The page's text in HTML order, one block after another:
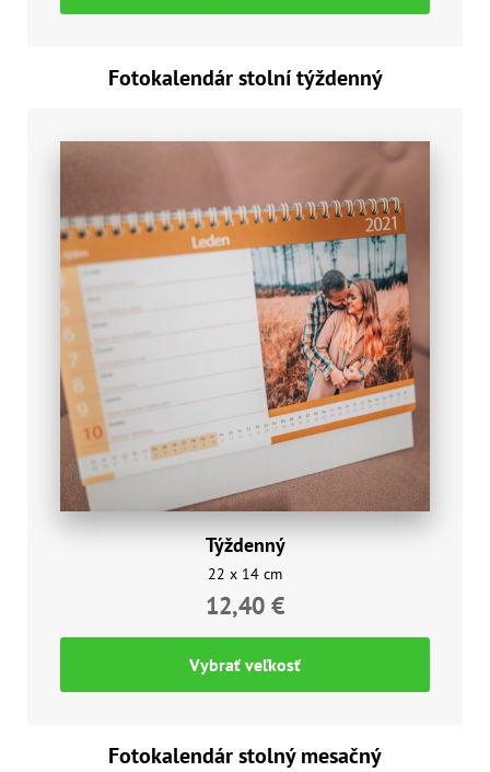
Fotokalendár stolní týždenný
Týždenný
22 x 14 cm
12,40 €
Vybrať veľkosť
Fotokalendár stolný mesačný